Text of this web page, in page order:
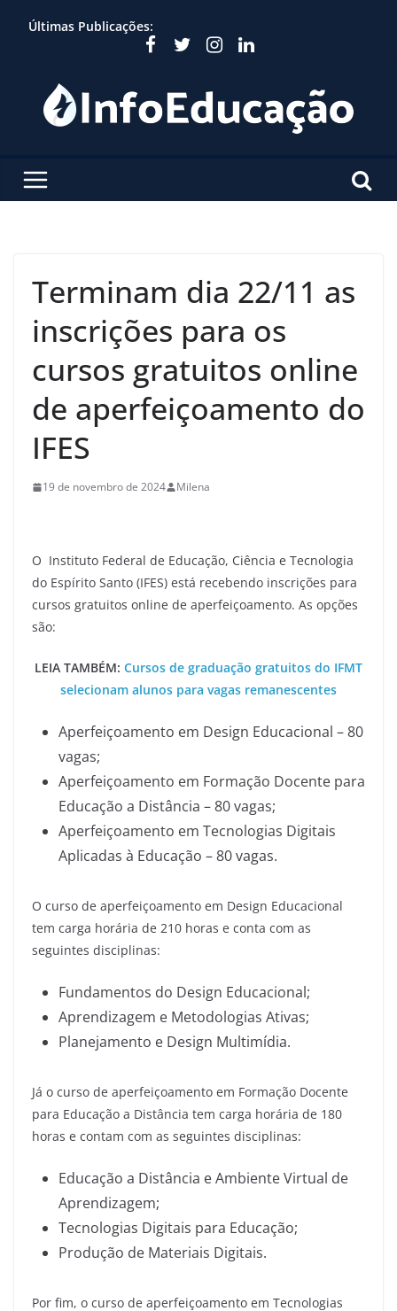
Últimas Publicações:
Terminam dia 22/11 as
inscrições para os
cursos gratuitos online
de aperfeiçoamento do
IFES
19 de novembro de 2024 Milena
O Instituto Federal de Educação, Ciência e Tecnologia
do Espírito Santo (IFES) está recebendo inscrições para
cursos gratuitos online de aperfeiçoamento. As opções
são:
LEIA TAMBÉM: Cursos de graduação gratuitos do IFMT
selecionam alunos para vagas remanescentes
Aperfeiçoamento em Design Educacional – 80
vagas;
Aperfeiçoamento em Formação Docente para
Educação a Distância – 80 vagas;
Aperfeiçoamento em Tecnologias Digitais
Aplicadas à Educação – 80 vagas.
O curso de aperfeiçoamento em Design Educacional
tem carga horária de 210 horas e conta com as
seguintes disciplinas:
Fundamentos do Design Educacional;
Aprendizagem e Metodologias Ativas;
Planejamento e Design Multimídia.
Já o curso de aperfeiçoamento em Formação Docente
para Educação a Distância tem carga horária de 180
horas e contam com as seguintes disciplinas:
Educação a Distância e Ambiente Virtual de
Aprendizagem;
Tecnologias Digitais para Educação;
Produção de Materiais Digitais.
Por fim, o curso de aperfeiçoamento em Tecnologias